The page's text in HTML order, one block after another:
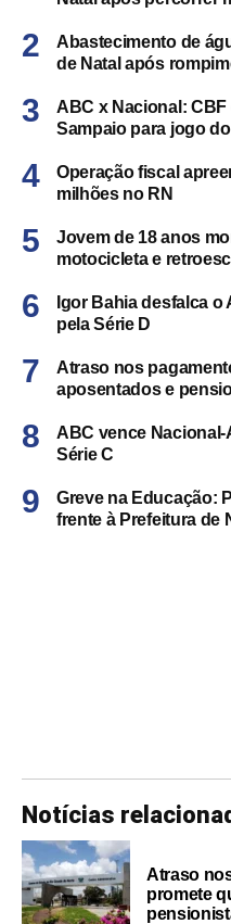
Abastecimento de
de Natal após
ABC x Nacional:
Sampaio para jogo
Operação fiscal
milhões no RN
Jovem de 18 anos
motocicleta e
Igor Bahia desfalca o
pela Série D
Atraso nos
aposentados e
ABC vence Nacional-
Série C
Greve na Educação:
frente à Prefeitura de
Notícias
Atraso
promete